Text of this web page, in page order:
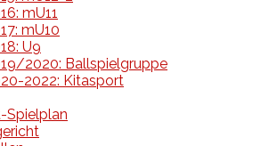
mU11
mU10
U9
2020: Ballspielgruppe
2022: Kitasport
Spielplan